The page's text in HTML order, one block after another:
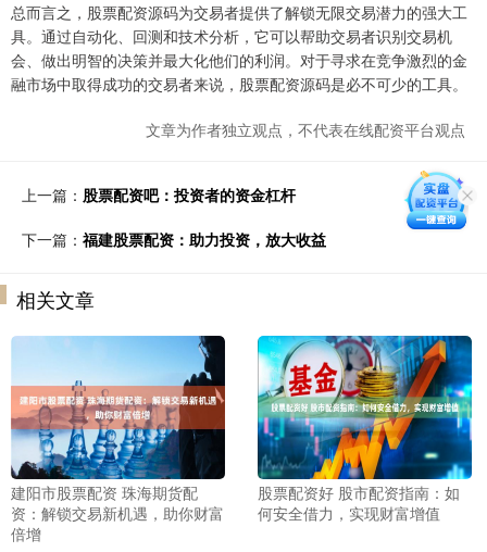
总而言之，股票配资源码为交易者提供了解锁无限交易潜力的强大工
具。通过自动化、回测和技术分析，它可以帮助交易者识别交易机
会、做出明智的决策并最大化他们的利润。对于寻求在竞争激烈的金
融市场中取得成功的交易者来说，股票配资源码是必不可少的工具。
文章为作者独立观点，不代表在线配资平台观点
上一篇： 股票配资吧：投资者的资金杠杆
下一篇： 福建股票配资：助力投资，放大收益
相关文章
建阳市股票配资 珠海期货配
资：解锁交易新机遇，助你财富
倍增
股票配资好 股市配资指南：如
何安全借力，实现财富增值